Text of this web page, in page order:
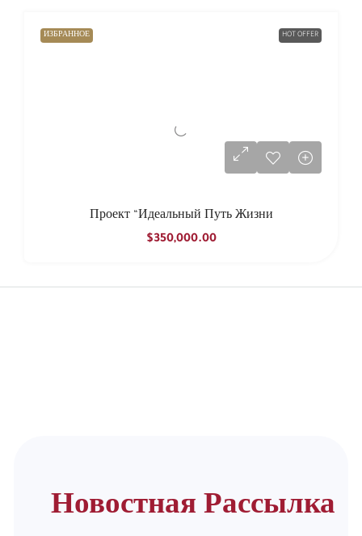
ИЗБРАННОЕ HOT OFFER
Проект “Идеальный Путь Жизни
$350,000.00
Новостная Рассылка